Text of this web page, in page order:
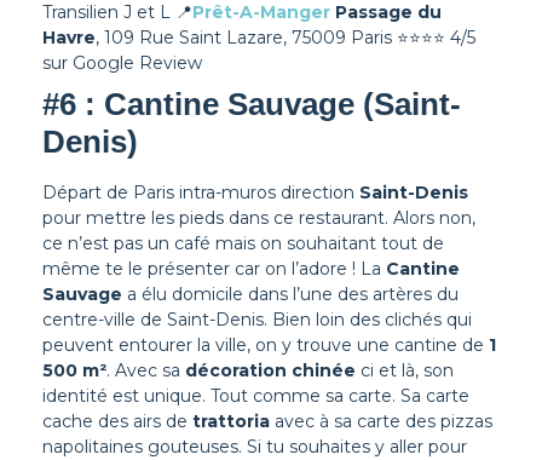
Transilien J et L 📍Prêt-A-Manger Passage du
Havre, 109 Rue Saint Lazare, 75009 Paris ⭐⭐⭐⭐ 4/5
sur Google Review
#6 : Cantine Sauvage (Saint-
Denis)
Départ de Paris intra-muros direction Saint-Denis
pour mettre les pieds dans ce restaurant. Alors non,
ce n’est pas un café mais on souhaitant tout de
même te le présenter car on l’adore ! La Cantine
Sauvage a élu domicile dans l’une des artères du
centre-ville de Saint-Denis. Bien loin des clichés qui
peuvent entourer la ville, on y trouve une cantine de 1
500 m². Avec sa décoration chinée ci et là, son
identité est unique. Tout comme sa carte. Sa carte
cache des airs de trattoria avec à sa carte des pizzas
napolitaines gouteuses. Si tu souhaites y aller pour